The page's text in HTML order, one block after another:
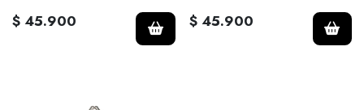
$ 45.900
$ 45.900